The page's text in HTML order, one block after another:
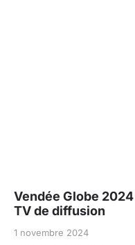
Vendée Globe
TV de diffusion
1 novembre 2024